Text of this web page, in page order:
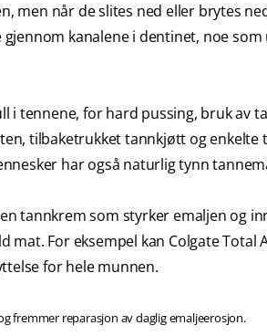
men når de slites ned eller brytes
kanalene i dentinet, noe
i tennene, for hard pussing, bruk av
tilbaketrukket tannkjøtt og
har også naturlig tynn
tannkrem som styrker emaljen og
For eksempel kan Colgate Total
for hele munnen.
fremmer reparasjon av daglig emaljeerosjon.